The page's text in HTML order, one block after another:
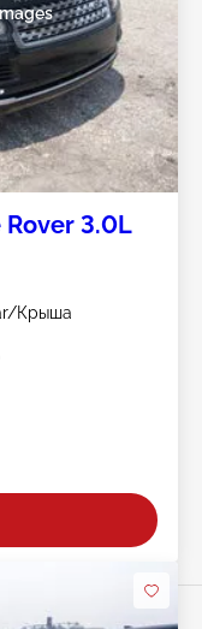
Rover 3.0L
Крыша